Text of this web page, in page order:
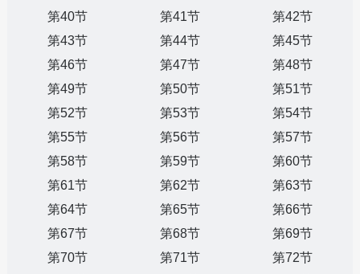
第40节
第41节
第42节
第43节
第44节
第45节
第46节
第47节
第48节
第49节
第50节
第51节
第52节
第53节
第54节
第55节
第56节
第57节
第58节
第59节
第60节
第61节
第62节
第63节
第64节
第65节
第66节
第67节
第68节
第69节
第70节
第71节
第72节